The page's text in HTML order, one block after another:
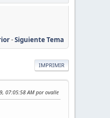
-Siguiente Tema
IMPRIMIR
07:05:58 AM por ovalle